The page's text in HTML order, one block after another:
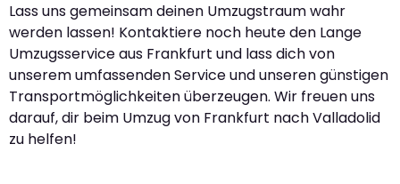
Lass uns gemeinsam deinen Umzugstraum wahr
werden lassen! Kontaktiere noch heute den Lange
Umzugsservice aus Frankfurt und lass dich von
unserem umfassenden Service und unseren günstigen
Transportmöglichkeiten überzeugen. Wir freuen uns
darauf, dir beim Umzug von Frankfurt nach Valladolid
zu helfen!